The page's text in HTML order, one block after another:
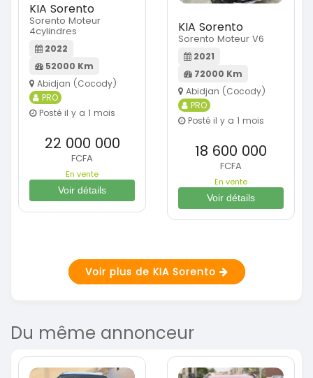
KIA Sorento
Sorento Moteur
4cylindres
2022
52000 Km
Abidjan (Cocody)
PRO
Posté il y a 1 mois
22 000 000
FCFA
En vente
Voir détails
KIA Sorento
Sorento Moteur V6
2021
72000 Km
Abidjan (Cocody)
PRO
Posté il y a 1 mois
18 600 000
FCFA
En vente
Voir détails
Voir plus de KIA Sorento
Du même annonceur